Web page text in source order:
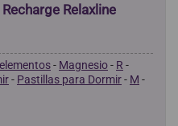
Relaxline
- Magnesio- R -
- Pastillas para Dormir- M -